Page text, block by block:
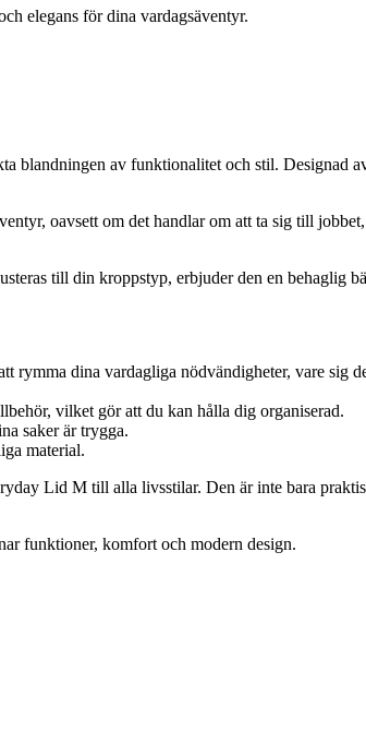
elegans för dina vardagsäventyr.
av funktionalitet och stil. Designad
oavsett om det handlar om att ta sig till
till din kroppstyp, erbjuder den en behaglig
dina vardagliga nödvändigheter, vare sig
vilket gör att du kan hålla dig organiserad.
saker är trygga.
material.
Lid M till alla livsstilar. Den är inte bara
funktioner, komfort och modern design.